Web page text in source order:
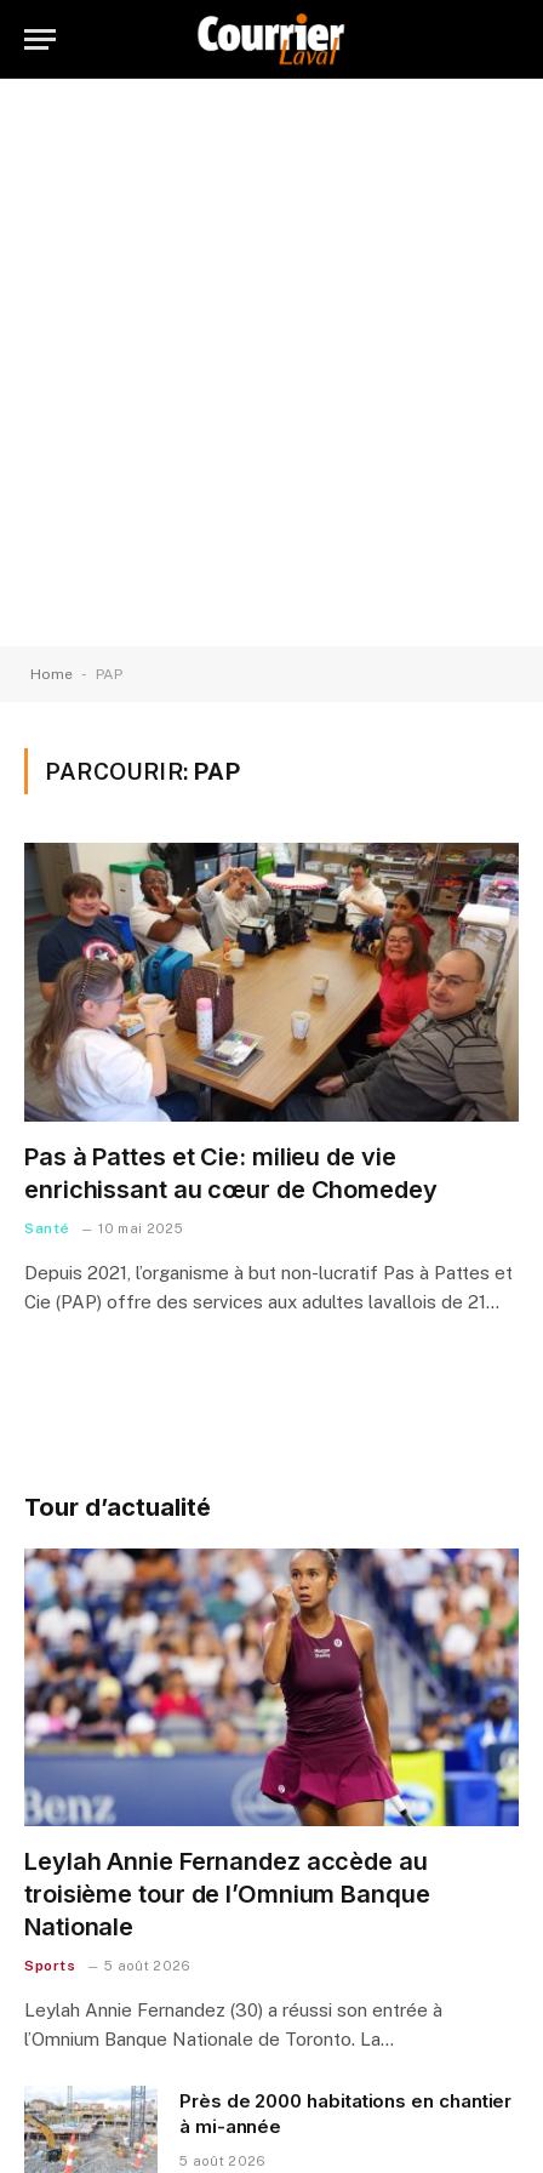
Home - PAP
PARCOURIR: PAP
Pas à Pattes et Cie: milieu de vie
enrichissant au cœur de Chomedey
Santé 10 mai 2025
Depuis 2021, l’organisme à but non-lucratif Pas à Pattes et
Cie (PAP) offre des services aux adultes lavallois de 21…
Tour d’actualité
Leylah Annie Fernandez accède au
troisième tour de l’Omnium Banque
Nationale
Sports 5 août 2026
Leylah Annie Fernandez (30) a réussi son entrée à
l’Omnium Banque Nationale de Toronto. La…
Près de 2000 habitations en chantier
à mi-année
5 août 2026